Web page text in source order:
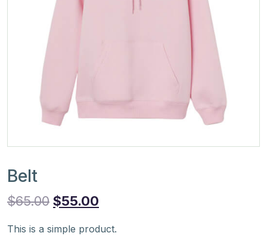
Belt
$65.00 $55.00
This is a simple product.